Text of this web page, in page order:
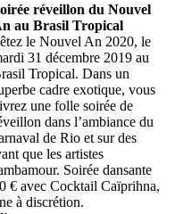
réveillon du Nouvel
au Brasil Tropical
le Nouvel An 2020, le
31 décembre 2019 au
Tropical. Dans un
cadre exotique, vous
une folle soirée de
dans l’ambiance du
de Rio et sur des
que les artistes
Soirée dansante
€ avec Cocktail Caïprihna,
à discrétion.